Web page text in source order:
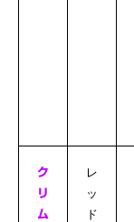
ク
リ
ム
レ
ッ
ド